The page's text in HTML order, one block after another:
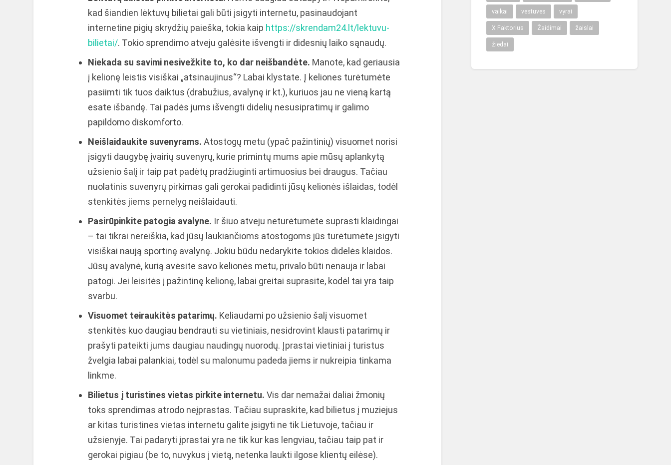
kad šiandien lėktuvų bilietai gali būti įsigyti internetu, pasinaudojant
internetine pigių skrydžių paieška, tokia kaip https://skrendam24.lt/lektuvu-
bilietai/. Tokio sprendimo atveju galėsite išvengti ir didesnių laiko sąnaudų.
Niekada su savimi nesivežkite to, ko dar neišbandėte. Manote, kad geriausia
į kelionę leistis visiškai „atsinaujinus“? Labai klystate. Į keliones turėtumėte
pasiimti tik tuos daiktus (drabužius, avalynę ir kt.), kuriuos jau ne vieną kartą
esate išbandę. Tai padės jums išvengti didelių nesusipratimų ir galimo
papildomo diskomforto.
Neišlaidaukite suvenyrams. Atostogų metu (ypač pažintinių) visuomet norisi
įsigyti daugybę įvairių suvenyrų, kurie primintų mums apie mūsų aplankytą
užsienio šalį ir taip pat padėtų pradžiuginti artimuosius bei draugus. Tačiau
nuolatinis suvenyrų pirkimas gali gerokai padidinti jūsų kelionės išlaidas, todėl
stenkitės jiems pernelyg neišlaidauti.
Pasirūpinkite patogia avalyne. Ir šiuo atveju neturėtumėte suprasti klaidingai
– tai tikrai nereiškia, kad jūsų laukiančioms atostogoms jūs turėtumėte įsigyti
visiškai naują sportinę avalynę. Jokiu būdu nedarykite tokios didelės klaidos.
Jūsų avalynė, kurią avėsite savo kelionės metu, privalo būti nenauja ir labai
patogi. Jei leisitės į pažintinę kelionę, labai greitai suprasite, kodėl tai yra taip
svarbu.
Visuomet teiraukitės patarimų. Keliaudami po užsienio šalį visuomet
stenkitės kuo daugiau bendrauti su vietiniais, nesidrovint klausti patarimų ir
prašyti pateikti jums daugiau naudingų nuorodų. Įprastai vietiniai į turistus
žvelgia labai palankiai, todėl su malonumu padeda jiems ir nukreipia tinkama
linkme.
Bilietus į turistines vietas pirkite internetu. Vis dar nemažai daliai žmonių
toks sprendimas atrodo neįprastas. Tačiau supraskite, kad bilietus į muziejus
ar kitas turistines vietas internetu galite įsigyti ne tik Lietuvoje, tačiau ir
užsienyje. Tai padaryti įprastai yra ne tik kur kas lengviau, tačiau taip pat ir
gerokai pigiau (be to, nuvykus į vietą, netenka laukti ilgose klientų eilėse).
vaikai vestuves vyrai
X Faktorius Žaidimai žaislai
žiedai